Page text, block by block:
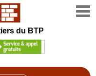
du BTP